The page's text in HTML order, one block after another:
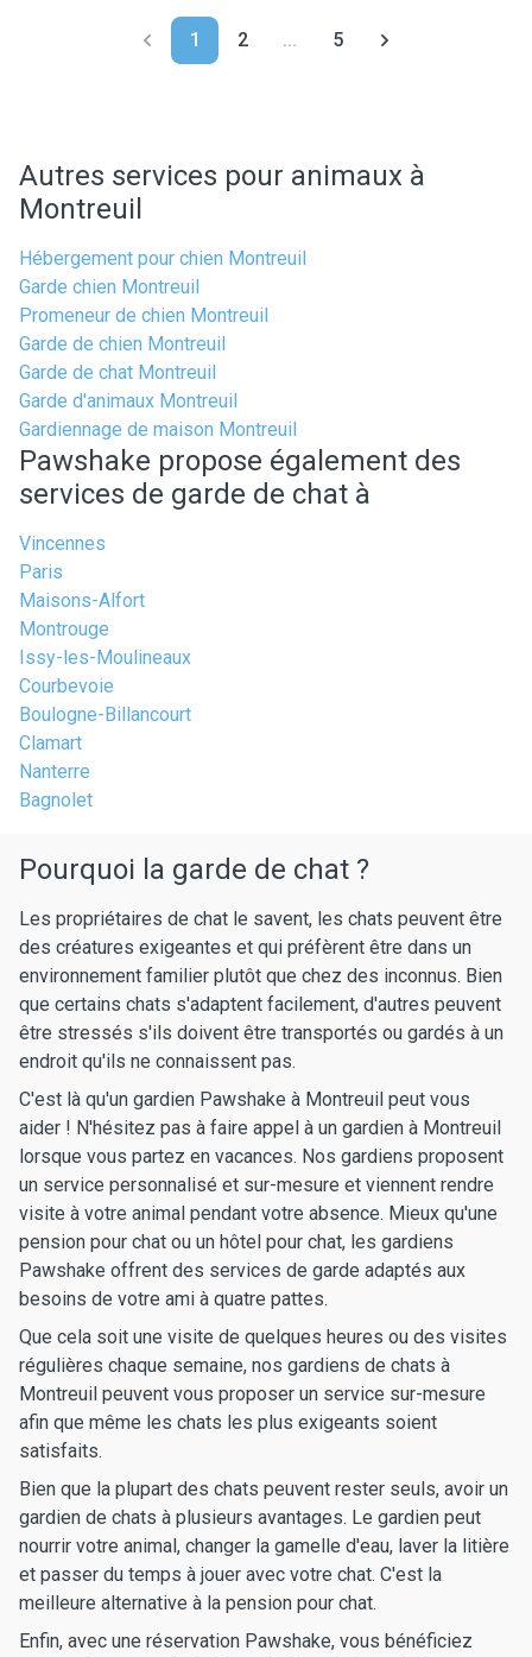
1 2 ... 5
Autres services pour animaux à
Montreuil
Hébergement pour chien Montreuil
Garde chien Montreuil
Promeneur de chien Montreuil
Garde de chien Montreuil
Garde de chat Montreuil
Garde d'animaux Montreuil
Gardiennage de maison Montreuil
Pawshake propose également des
services de garde de chat à
Vincennes
Paris
Maisons-Alfort
Montrouge
Issy-les-Moulineaux
Courbevoie
Boulogne-Billancourt
Clamart
Nanterre
Bagnolet
Pourquoi la garde de chat ?
Les propriétaires de chat le savent, les chats peuvent être
des créatures exigeantes et qui préfèrent être dans un
environnement familier plutôt que chez des inconnus. Bien
que certains chats s'adaptent facilement, d'autres peuvent
être stressés s'ils doivent être transportés ou gardés à un
endroit qu'ils ne connaissent pas.
C'est là qu'un gardien Pawshake à Montreuil peut vous
aider ! N'hésitez pas à faire appel à un gardien à Montreuil
lorsque vous partez en vacances. Nos gardiens proposent
un service personnalisé et sur-mesure et viennent rendre
visite à votre animal pendant votre absence. Mieux qu'une
pension pour chat ou un hôtel pour chat, les gardiens
Pawshake offrent des services de garde adaptés aux
besoins de votre ami à quatre pattes.
Que cela soit une visite de quelques heures ou des visites
régulières chaque semaine, nos gardiens de chats à
Montreuil peuvent vous proposer un service sur-mesure
afin que même les chats les plus exigeants soient
satisfaits.
Bien que la plupart des chats peuvent rester seuls, avoir un
gardien de chats à plusieurs avantages. Le gardien peut
nourrir votre animal, changer la gamelle d'eau, laver la litière
et passer du temps à jouer avec votre chat. C'est la
meilleure alternative à la pension pour chat.
Enfin, avec une réservation Pawshake, vous bénéficiez